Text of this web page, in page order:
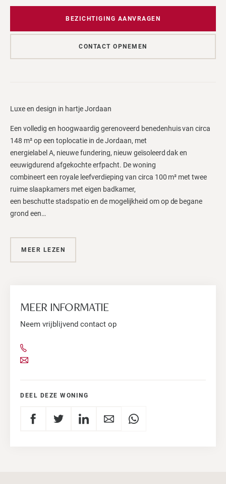
BEZICHTIGING AANVRAGEN
CONTACT OPNEMEN
Luxe en design in hartje Jordaan
Een volledig en hoogwaardig gerenoveerd benedenhuis van circa
148 m² op een toplocatie in de Jordaan, met
energielabel A, nieuwe fundering, nieuw geïsoleerd dak en
eeuwigdurend afgekochte erfpacht. De woning
combineert een royale leefverdieping van circa 100 m² met twee
ruime slaapkamers met eigen badkamer,
een beschutte stadspatio en de mogelijkheid om op de begane
grond een…
MEER LEZEN
MEER INFORMATIE
Neem vrijblijvend contact op
DEEL DEZE WONING